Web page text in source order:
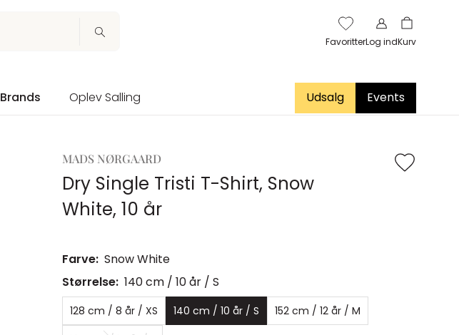
FavoritterLog indKurv
Brands Oplev Salling Udsalg Events
MADS NØRGAARD
Dry Single Tristi T-Shirt, Snow
White, 10 år
Farve: Snow White
Størrelse: 140 cm / 10 år / S
128 cm / 8 år / XS 140 cm / 10 år / S
152 cm / 12 år / M